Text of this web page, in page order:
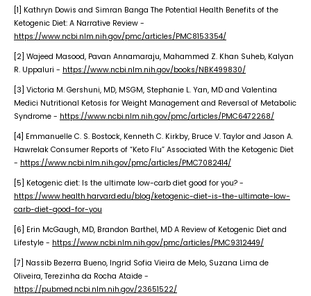
[1] Kathryn Dowis and Simran Banga The Potential Health Benefits of the
Ketogenic Diet: A Narrative Review -
https://www.ncbi.nlm.nih.gov/pmc/articles/PMC8153354/
[2] Wajeed Masood, Pavan Annamaraju, Mahammed Z. Khan Suheb, Kalyan
R. Uppaluri - https://www.ncbi.nlm.nih.gov/books/NBK499830/
[3] Victoria M. Gershuni, MD, MSGM, Stephanie L. Yan, MD and Valentina
Medici Nutritional Ketosis for Weight Management and Reversal of Metabolic
Syndrome - https://www.ncbi.nlm.nih.gov/pmc/articles/PMC6472268/
[4] Emmanuelle C. S. Bostock, Kenneth C. Kirkby, Bruce V. Taylor and Jason A.
Hawrelak Consumer Reports of “Keto Flu” Associated With the Ketogenic Diet
- https://www.ncbi.nlm.nih.gov/pmc/articles/PMC7082414/
[5] Ketogenic diet: Is the ultimate low-carb diet good for you? -
https://www.health.harvard.edu/blog/ketogenic-diet-is-the-ultimate-low-
carb-diet-good-for-you
[6] Erin McGaugh, MD, Brandon Barthel, MD A Review of Ketogenic Diet and
Lifestyle - https://www.ncbi.nlm.nih.gov/pmc/articles/PMC9312449/
[7] Nassib Bezerra Bueno, Ingrid Sofia Vieira de Melo, Suzana Lima de
Oliveira, Terezinha da Rocha Ataide -
https://pubmed.ncbi.nlm.nih.gov/23651522/